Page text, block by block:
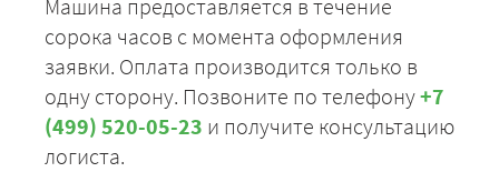
Машина предоставляется в течение
сорока часов с момента оформления
заявки. Оплата производится только в
одну сторону. Позвоните по телефону+7
(499) 520-05-23 и получите консультацию
логиста.